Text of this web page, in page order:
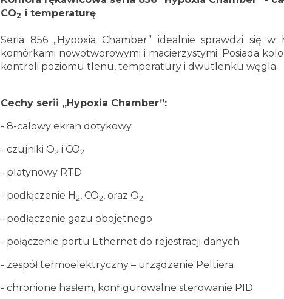
CO2 i temperaturę
Seria 856 „Hypoxia Chamber” idealnie sprawdzi się
komórkami nowotworowymi i macierzystymi. Posiada
kontroli poziomu tlenu, temperatury i dwutlenku węgla.
Cechy serii „Hypoxia Chamber”:
- 8-calowy ekran dotykowy
- czujniki O2 i CO2
- platynowy RTD
- podłączenie H2, CO2, oraz O2
- podłączenie gazu obojętnego
- połączenie portu Ethernet do rejestracji danych
- zespół termoelektryczny – urządzenie Peltiera
- chronione hasłem, konfigurowalne sterowanie PID